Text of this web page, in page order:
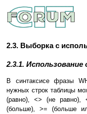
2.3. Выборка c
2.3.1.
В синтаксисе фразы
нужных строк таблицы
(равно), <> (не
(больше), >= (больше